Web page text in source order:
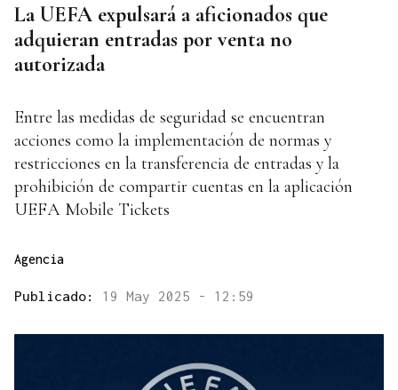
La UEFA expulsará a aficionados que
adquieran entradas por venta no
autorizada
Entre las medidas de seguridad se encuentran
acciones como la implementación de normas y
restricciones en la transferencia de entradas y la
prohibición de compartir cuentas en la aplicación
UEFA Mobile Tickets
Agencia
Publicado: 19 May 2025 - 12:59